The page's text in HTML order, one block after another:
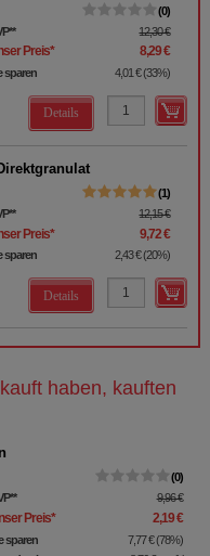
0
** 12,30 €
Preis* 8,29 €
sparen 4,01 €(33%)
Details
1
** 12,15 €
Preis* 9,72 €
sparen 2,43 €(20%)
Details
haben, kauften
0
** 9,96 €
Preis* 2,19 €
sparen 7,77 € (78%)